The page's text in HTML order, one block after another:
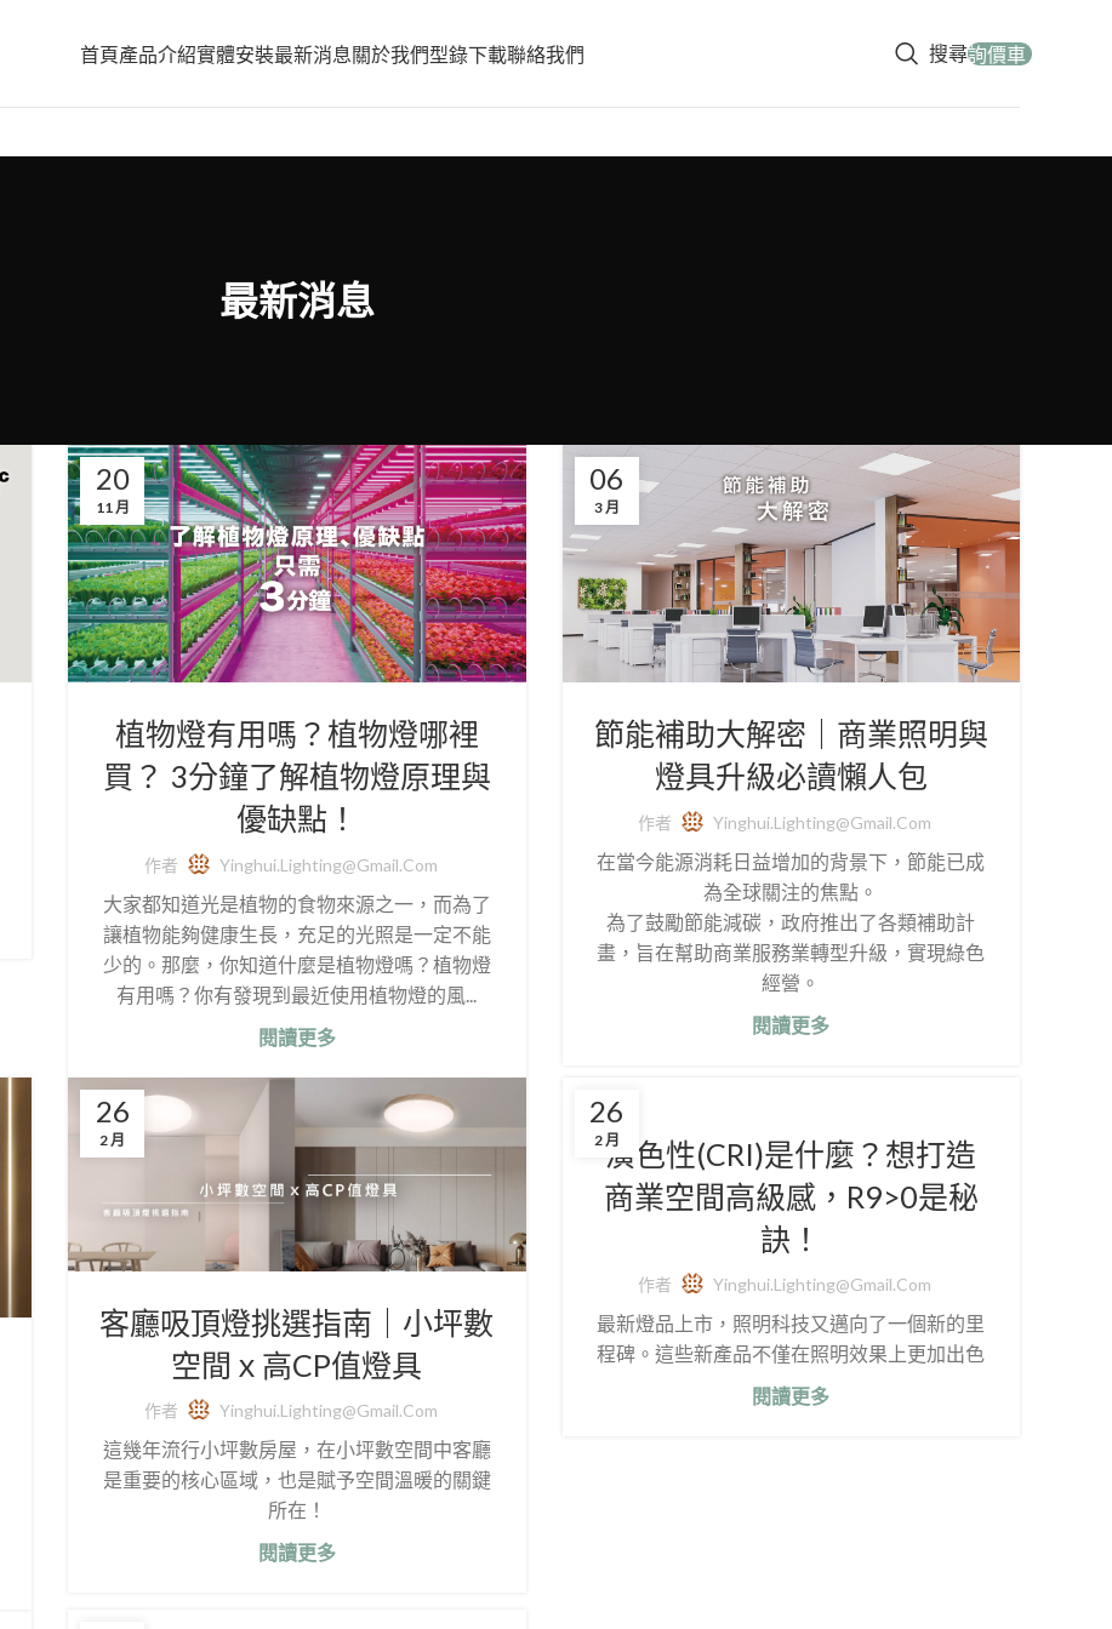
首頁產品介紹實體安裝最新消息關於我們型錄下載聯絡我們 搜尋詢價車
最新消息
20
11 月
植物燈有用嗎？植物燈哪裡
買？ 3分鐘了解植物燈原理與
優缺點！
作者 Yinghui.lighting@gmail.com
大家都知道光是植物的食物來源之一，而為了
讓植物能夠健康生長，充足的光照是一定不能
少的。那麼，你知道什麼是植物燈嗎？植物燈
有用嗎？你有發現到最近使用植物燈的風...
閱讀更多
06
3 月
節能補助大解密｜商業照明與
燈具升級必讀懶人包
作者 Yinghui.lighting@gmail.com
在當今能源消耗日益增加的背景下，節能已成
為全球關注的焦點。
為了鼓勵節能減碳，政府推出了各類補助計
畫，旨在幫助商業服務業轉型升級，實現綠色
經營。
閱讀更多
26
2 月
客廳吸頂燈挑選指南｜小坪數
空間ｘ高CP值燈具
作者 Yinghui.lighting@gmail.com
這幾年流行小坪數房屋，在小坪數空間中客廳
是重要的核心區域，也是賦予空間溫暖的關鍵
所在！
閱讀更多
26
2 月演色性(CRI)是什麼？想打造
商業空間高級感，R9>0是秘
訣！
作者 Yinghui.lighting@gmail.com
最新燈品上市，照明科技又邁向了一個新的里
程碑。這些新產品不僅在照明效果上更加出色
閱讀更多